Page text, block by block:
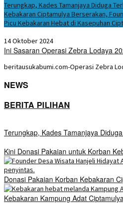
Terungkap, Kades Tamanjaya Diduga
Kebakaran Ciptamulya Berserakan,
Picu Kebakaran Hebat di Kasepuhan
14 Oktober 2024
Ini Sasaran Operasi Zebra Lodaya
beritausukabumi.com-Operasi Zebra
NEWS
BERITA PILIHAN
Terungkap, Kades Tamanjaya
Kini Donasi Pakaian untuk Korban
Donasi Pakaian Korban Kebakaran
Kebakaran Kampung Adat